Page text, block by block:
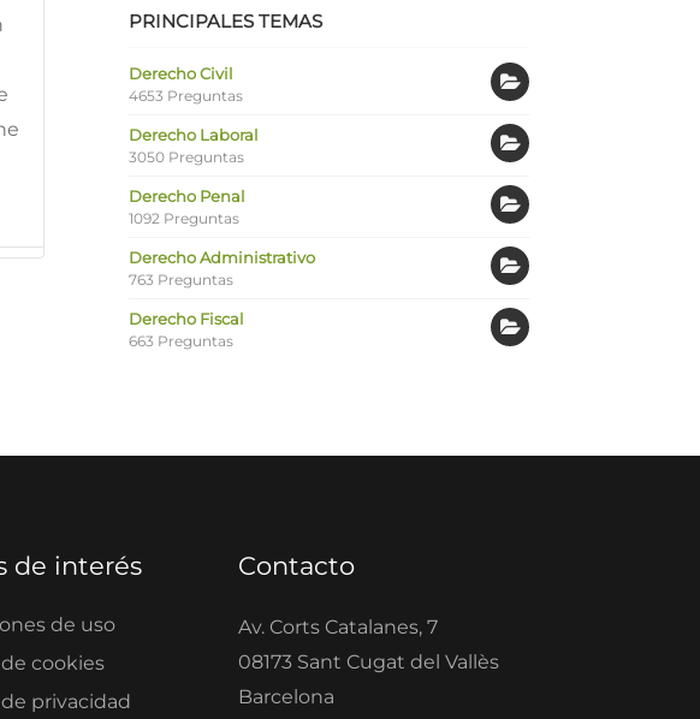
PRINCIPALES TEMAS
Derecho Civil
4653 Preguntas
Derecho Laboral
3050 Preguntas
Derecho Penal
1092 Preguntas
Derecho Administrativo
763 Preguntas
Derecho Fiscal
663 Preguntas
de interés
de uso
cookies
privacidad
Contacto
Av. Corts Catalanes, 7
08173 Sant Cugat del Vallès
Barcelona